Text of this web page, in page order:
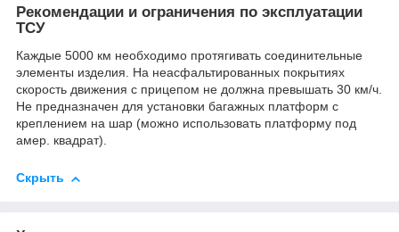
Рекомендации и ограничения по эксплуатации
ТСУ
Каждые 5000 км необходимо протягивать соединительные
элементы изделия. На неасфальтированных покрытиях
скорость движения с прицепом не должна превышать 30 км/ч.
Не предназначен для установки багажных платформ с
креплением на шар (можно использовать платформу под
амер. квадрат).
Скрыть